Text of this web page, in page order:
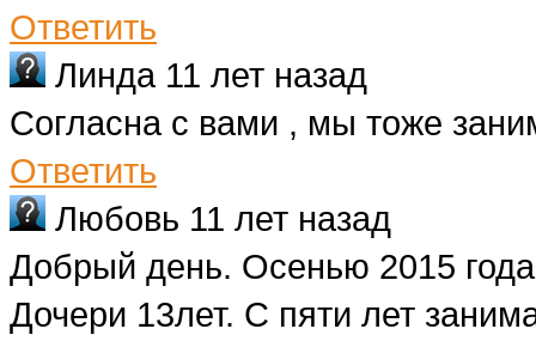
Ответить
Линда 11 лет назад
Согласна с вами , мы тоже
Ответить
Любовь 11 лет назад
Добрый день. Осенью 2015
Дочери 13лет. С пяти лет